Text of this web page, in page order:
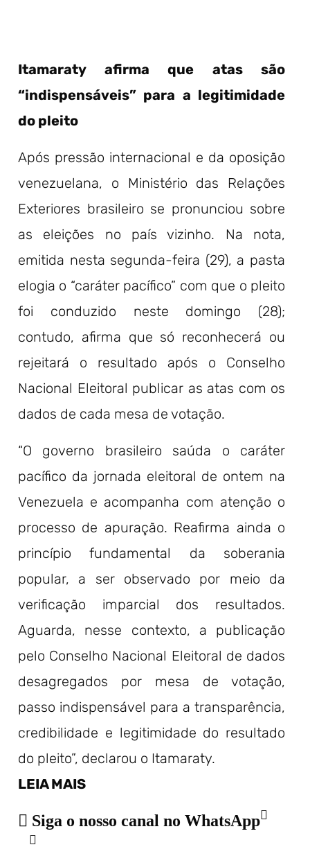
Itamaraty afirma que atas são
“indispensáveis” para a legitimidade
do pleito
Após pressão internacional e da oposição
venezuelana, o Ministério das Relações
Exteriores brasileiro se pronunciou sobre
as eleições no país vizinho. Na nota,
emitida nesta segunda-feira (29), a pasta
elogia o “caráter pacífico” com que o pleito
foi conduzido neste domingo (28);
contudo, afirma que só reconhecerá ou
rejeitará o resultado após o Conselho
Nacional Eleitoral publicar as atas com os
dados de cada mesa de votação.
“O governo brasileiro saúda o caráter
pacífico da jornada eleitoral de ontem na
Venezuela e acompanha com atenção o
processo de apuração. Reafirma ainda o
princípio fundamental da soberania
popular, a ser observado por meio da
verificação imparcial dos resultados.
Aguarda, nesse contexto, a publicação
pelo Conselho Nacional Eleitoral de dados
desagregados por mesa de votação,
passo indispensável para a transparência,
credibilidade e legitimidade do resultado
do pleito”, declarou o Itamaraty.
LEIA MAIS
Siga o nosso canal no WhatsApp